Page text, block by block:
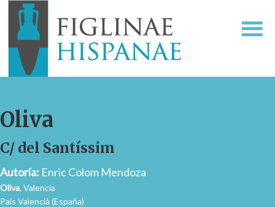
Oliva
C/ del Santíssim
Autoría: Enric Colom Mendoza
Oliva, Valencia
País Valencià (España)